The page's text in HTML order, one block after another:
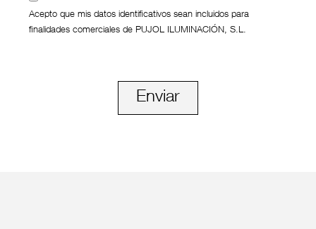
Acepto que mis datos identificativos sean incluidos para
finalidades comerciales de PUJOL ILUMINACIÓN, S.L.
Enviar